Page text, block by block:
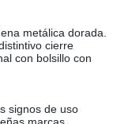
metálica dorada.
cierre
con bolsillo con
signos de uso